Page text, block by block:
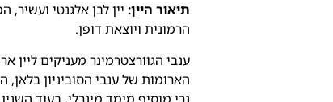
תיאור היין: יין לבן אלגנטי
הרמונית ויוצאת דופן.
ענבי הגוורצטרמינר מעניקים
הארומות של ענבי הסוביניון בלאן,
גרי מוסיף מימד מינרלי, בעוד